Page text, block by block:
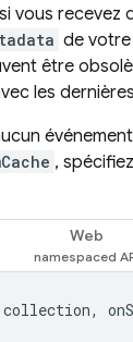
si vous
de votre
être
les
,
Web
collection,